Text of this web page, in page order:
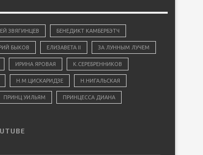
ЗВЯГИНЦЕВ БЕНЕДИКТ КАМБЕРБЭТЧ
БЫКОВ ЕЛИЗАВЕТА II ЗА ЛУННЫМ ЛУЧЕМ
ИРИНА ЯРОВАЯ К.СЕРЕБРЕННИКОВ
Н.М.ЦИСКАРИДЗЕ Н.НИГАЛЬСКАЯ
ПРИНЦ УИЛЬЯМ ПРИНЦЕССА ДИАНА